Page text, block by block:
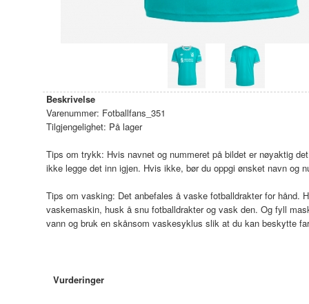
Beskrivelse
Varenummer: Fotballfans_351
Tilgjengelighet: På lager
Tips om trykk: Hvis navnet og nummeret på bildet er nøyaktig
ikke legge det inn igjen. Hvis ikke, bør du oppgi ønsket navn og
Tips om vasking: Det anbefales å vaske fotballdrakter for hånd.
vaskemaskin, husk å snu fotballdrakter og vask den. Og fyll
vann og bruk en skånsom vaskesyklus slik at du kan beskytte
Vurderinger